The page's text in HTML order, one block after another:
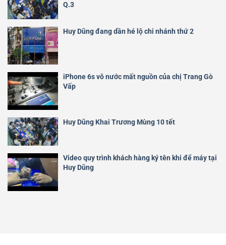
Q.3
Huy Dũng đang dần hé lộ chi nhánh thứ 2
iPhone 6s vô nước mất nguồn của chị Trang Gò
Vấp
Huy Dũng Khai Trương Mùng 10 tết
Video quy trình khách hàng ký tên khi để máy tại
Huy Dũng